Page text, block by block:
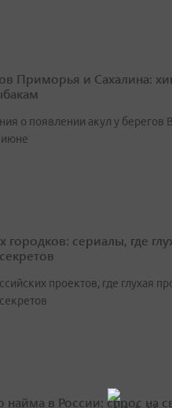
Приморья и Сахалина:
о появлении акул у берегов
июне
городков: сериалы, где
проектов, где глухая
найма в России: спрос на